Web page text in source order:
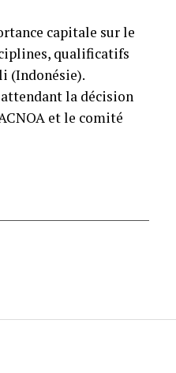
capitale sur le
qualificatifs
(Indonésie).
attendant la décision
et le comité